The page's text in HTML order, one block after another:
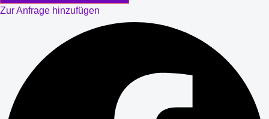
Zur Anfrage hinzufügen